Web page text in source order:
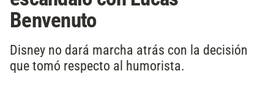
Benvenuto
Disney no dará marcha atrás con la decisión
que tomó respecto al humorista.